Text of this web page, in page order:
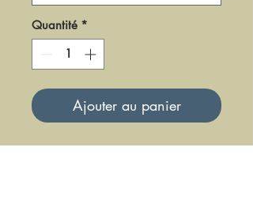
Quantité *
Ajouter au panier
DPR15